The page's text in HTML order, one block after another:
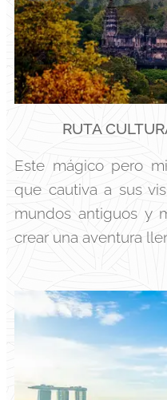
RUTA
Este mágico pero
que cautiva a sus
mundos antiguos y
crear una aventura